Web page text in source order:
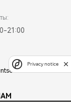
21:00
Privacy notice